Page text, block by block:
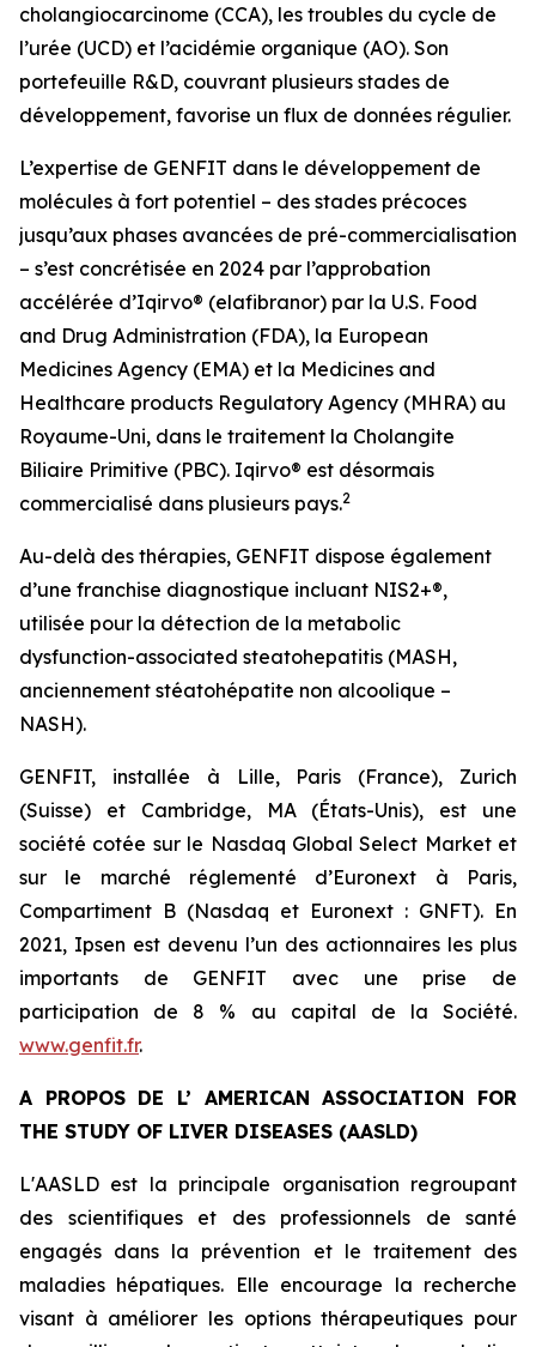
cholangiocarcinome (CCA), les troubles du cycle de
l’urée (UCD) et l’acidémie organique (AO). Son
portefeuille R&D, couvrant plusieurs stades de
développement, favorise un flux de données régulier.
L’expertise de GENFIT dans le développement de
molécules à fort potentiel – des stades précoces
jusqu’aux phases avancées de pré-commercialisation
– s’est concrétisée en 2024 par l’approbation
accélérée d’Iqirvo® (elafibranor) par la U.S. Food
and Drug Administration (FDA), la European
Medicines Agency (EMA) et la Medicines and
Healthcare products Regulatory Agency (MHRA) au
Royaume-Uni, dans le traitement la Cholangite
Biliaire Primitive (PBC). Iqirvo® est désormais
commercialisé dans plusieurs pays.2
Au-delà des thérapies, GENFIT dispose également
d’une franchise diagnostique incluant NIS2+®,
utilisée pour la détection de la metabolic
dysfunction-associated steatohepatitis (MASH,
anciennement stéatohépatite non alcoolique –
NASH).
GENFIT, installée à Lille, Paris (France), Zurich
(Suisse) et Cambridge, MA (États-Unis), est une
société cotée sur le Nasdaq Global Select Market et
sur le marché réglementé d’Euronext à Paris,
Compartiment B (Nasdaq et Euronext : GNFT). En
2021, Ipsen est devenu l’un des actionnaires les plus
importants de GENFIT avec une prise de
participation de 8 % au capital de la Société.
www.genfit.fr.
A PROPOS DE L’ AMERICAN ASSOCIATION FOR
THE STUDY OF LIVER DISEASES (AASLD)
L'AASLD est la principale organisation regroupant
des scientifiques et des professionnels de santé
engagés dans la prévention et le traitement des
maladies hépatiques. Elle encourage la recherche
visant à améliorer les options thérapeutiques pour